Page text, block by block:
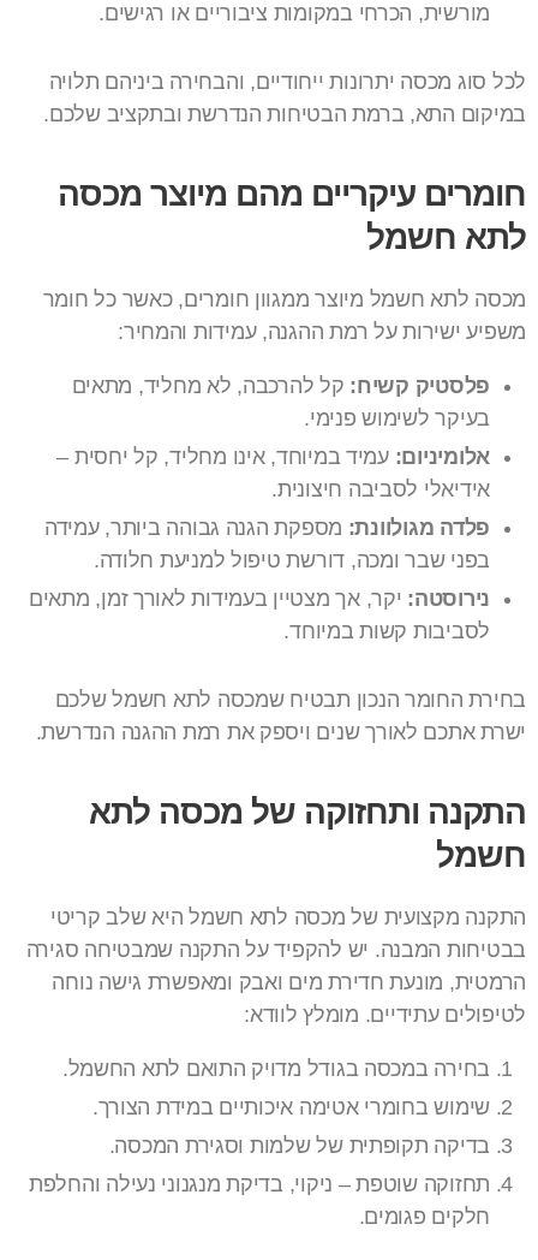
מורשית, הכרחי במקומות ציבוריים או רגישים.
לכל סוג מכסה יתרונות ייחודיים, והבחירה ביניהם תלויה
במיקום התא, ברמת הבטיחות הנדרשת ובתקציב שלכם.
חומרים עיקריים מהם מיוצר מכסה
לתא חשמל
מכסה לתא חשמל מיוצר ממגוון חומרים, כאשר כל חומר
משפיע ישירות על רמת ההגנה, עמידות והמחיר:
פלסטיק קשיח: קל להרכבה, לא מחליד, מתאים
בעיקר לשימוש פנימי.
אלומיניום: עמיד במיוחד, אינו מחליד, קל יחסית –
אידיאלי לסביבה חיצונית.
פלדה מגולוונת: מספקת הגנה גבוהה ביותר, עמידה
בפני שבר ומכה, דורשת טיפול למניעת חלודה.
נירוסטה: יקר, אך מצטיין בעמידות לאורך זמן, מתאים
לסביבות קשות במיוחד.
בחירת החומר הנכון תבטיח שמכסה לתא חשמל שלכם
ישרת אתכם לאורך שנים ויספק את רמת ההגנה הנדרשת.
התקנה ותחזוקה של מכסה לתא
חשמל
התקנה מקצועית של מכסה לתא חשמל היא שלב קריטי
בבטיחות המבנה. יש להקפיד על התקנה שמבטיחה סגירה
הרמטית, מונעת חדירת מים ואבק ומאפשרת גישה נוחה
לטיפולים עתידיים. מומלץ לוודא:
בחירה במכסה בגודל מדויק התואם לתא החשמל.
שימוש בחומרי אטימה איכותיים במידת הצורך.
בדיקה תקופתית של שלמות וסגירת המכסה.
תחזוקה שוטפת – ניקוי, בדיקת מנגנוני נעילה והחלפת
חלקים פגומים.